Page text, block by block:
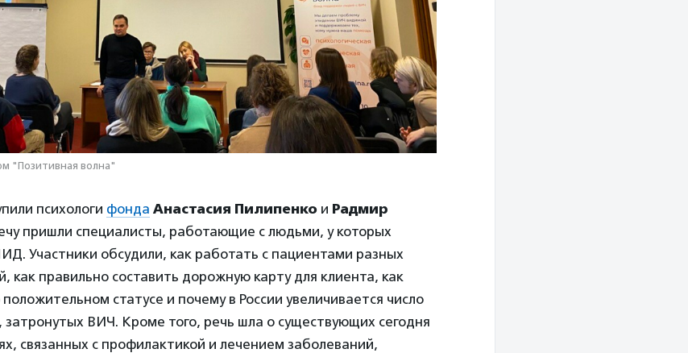
"Позитивная волна"
психологи фонда Анастасия Пилипенко и Радмир
пришли специалисты, работающие с людьми, у которых
Участники обсудили, как работать с пациентами разных
как правильно составить дорожную карту для клиента, как
статусе и почему в России увеличивается число
ВИЧ. Кроме того, речь шла о существующих сегодня
связанных с профилактикой и лечением заболеваний,